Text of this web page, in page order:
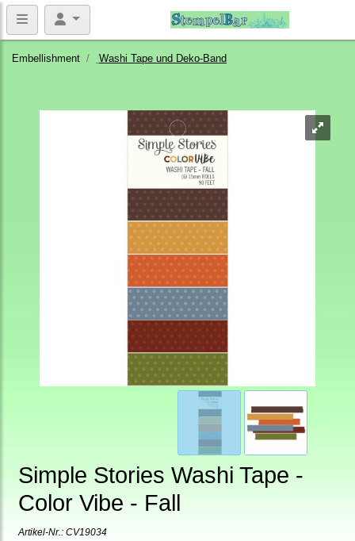
Embellishment Washi Tape und Deko-Band
Simple Stories Washi Tape -
Color Vibe - Fall
Artikel-Nr.: CV19034